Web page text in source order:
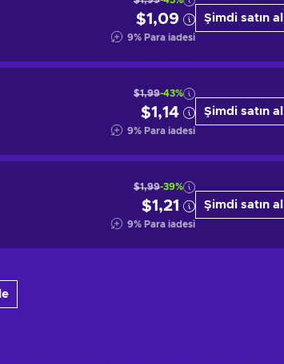
$1,09
9% Para iadesi
Şimdi satın al
$1,99-43%
$1,14
9% Para iadesi
Şimdi satın al
$1,99-39%
$1,21
9% Para iadesi
Şimdi satın al